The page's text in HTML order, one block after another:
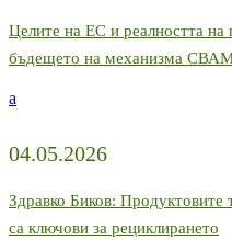
Целите на ЕС и реалността на
бъдещето на механизма
a
04.05.2026
Здравко Биков: Продуктовите
са ключови за рециклирането